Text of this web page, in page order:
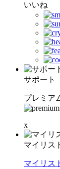
いいね
サポート
プレミア
x
マイリス
マイリス